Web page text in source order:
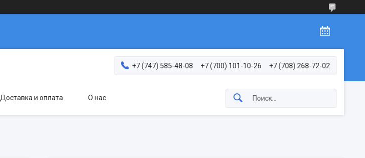
+7 (747) 585-48-08 +7 (700) 101-10-26 +7 (708) 268-72-02
Доставка и оплата О нас